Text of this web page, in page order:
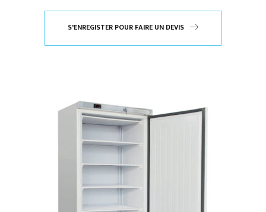
S'ENREGISTER POUR FAIRE UN DEVIS